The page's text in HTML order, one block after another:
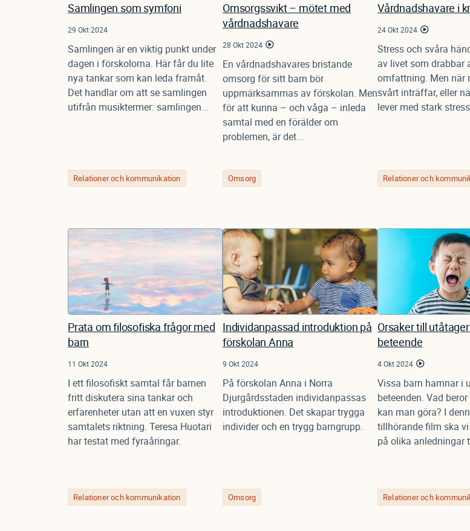
Samlingen som symfoni
29 Okt 2024
Samlingen är en viktig punkt under
dagen i förskolorna. Här får du lite
nya tankar som kan leda framåt.
Det handlar om att se samlingen
utifrån musiktermer: samlingen...
Relationer och kommunikation
Omsorgssvikt – mötet med
vårdnadshavare
28 Okt 2024
En vårdnadshavares bristande
omsorg för sitt barn bör
uppmärksammas av förskolan. Men
för att kunna – och våga – inleda
samtal med en förälder om
problemen, är det...
Omsorg
Vårdnadshavare i
24 Okt 2024
Stress och svåra
av livet som drabbar
omfattning. Men när
svårt inträffar, eller
lever med stark
Relationer och
Prata om filosofiska frågor med
barn
11 Okt 2024
I ett filosofiskt samtal får barnen
fritt diskutera sina tankar och
erfarenheter utan att en vuxen styr
samtalets riktning. Teresa Huotari
har testat med fyraåringar.
Relationer och kommunikation
Individanpassad introduktion på
förskolan Anna
9 Okt 2024
På förskolan Anna i Norra
Djurgårdsstaden individanpassas
introduktionen. Det skapar trygga
individer och en trygg barngrupp.
Omsorg
Orsaker till
beteende
4 Okt 2024
Vissa barn hamnar i
beteenden. Vad
kan man göra? I
tillhörande film ska
på olika anledningar
Relationer och